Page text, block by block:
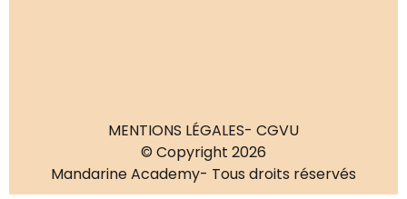
MENTIONS LÉGALES- CGVU
© Copyright 2026
Mandarine Academy- Tous droits réservés